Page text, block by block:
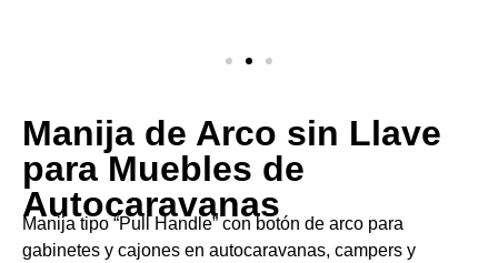
Manija de Arco sin Llave
para Muebles de
Autocaravanas​​
Manija tipo “Pull Handle” con botón de arco​​ para
gabinetes y cajones en ​​autocaravanas, campers y